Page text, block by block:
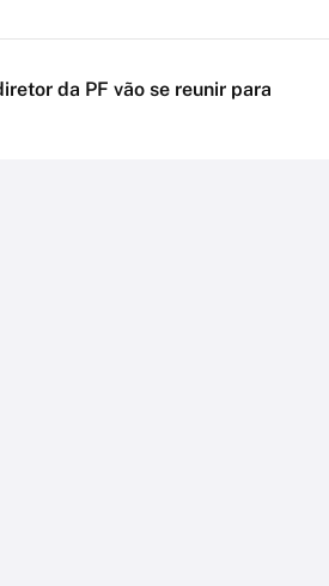
da PF vão se reunir para